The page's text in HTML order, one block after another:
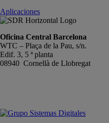
Aplicaciones
Oficina Central Barcelona
WTC – Plaça de la Pau, s/n.
Edif. 3, 5 ª planta
08940 Cornellà de Llobregat